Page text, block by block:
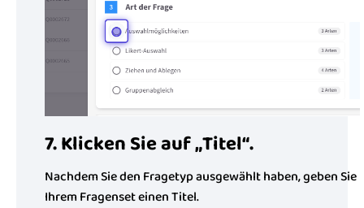
7. Klicken Sie auf „Titel“.
Nachdem Sie den Fragetyp ausgewählt haben, geben Sie
Ihrem Fragenset einen Titel.